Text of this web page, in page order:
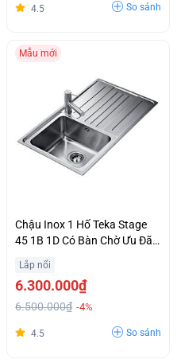
4.5 So sánh
Mẫu mới
Chậu Inox 1 Hố Teka Stage
45 1B 1D Có Bàn Chờ Ưu Đãi
Lắp nổi
6.300.000₫
6.500.000₫ -4%
4.5 So sánh